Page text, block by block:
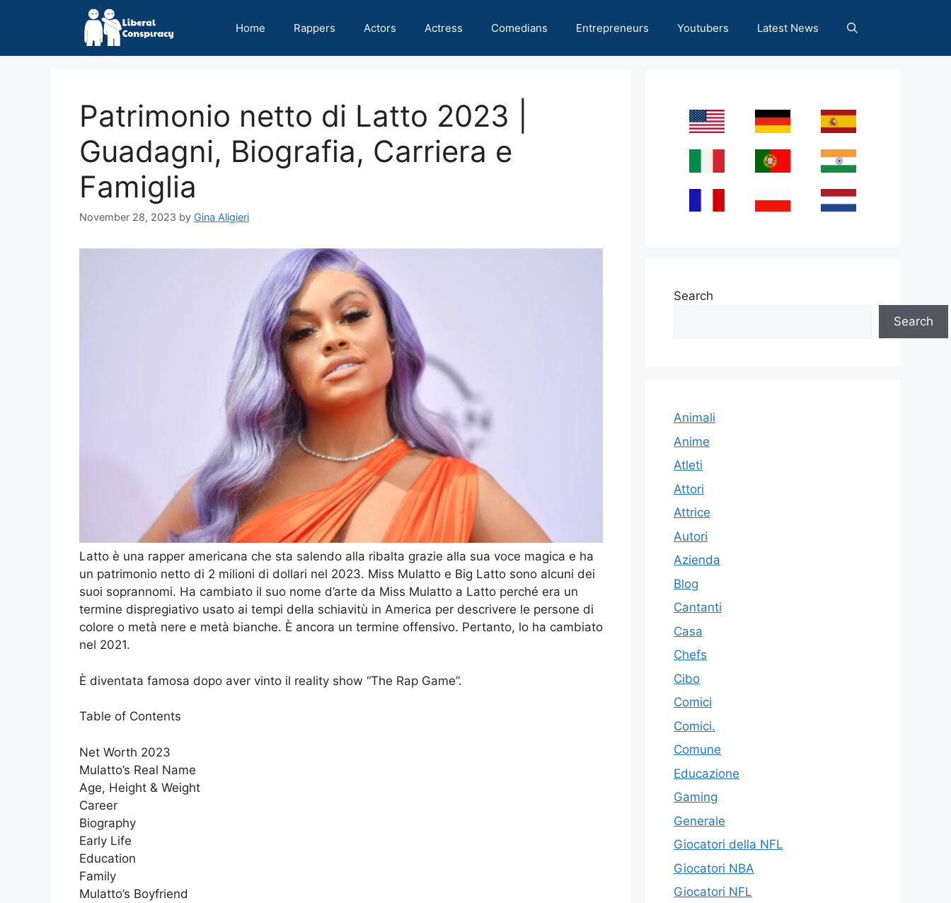
Home Rappers Actors Actress Comedians Entrepreneurs Youtubers Latest News
Patrimonio netto di Latto 2023 |
Guadagni, Biografia, Carriera e
Famiglia
November 28, 2023 by Gina Aligieri
Latto è una rapper americana che sta salendo alla ribalta grazie alla sua voce magica e ha
un patrimonio netto di 2 milioni di dollari nel 2023. Miss Mulatto e Big Latto sono alcuni dei
suoi soprannomi. Ha cambiato il suo nome d’arte da Miss Mulatto a Latto perché era un
termine dispregiativo usato ai tempi della schiavitù in America per descrivere le persone di
colore o metà nere e metà bianche. È ancora un termine offensivo. Pertanto, lo ha cambiato
nel 2021.
È diventata famosa dopo aver vinto il reality show “The Rap Game”.
Table of Contents
Net Worth 2023
Mulatto’s Real Name
Age, Height & Weight
Career
Biography
Early Life
Education
Family
Mulatto’s Boyfriend
Search
Search
Animali
Anime
Atleti
Attori
Attrice
Autori
Azienda
Blog
Cantanti
Casa
Chefs
Cibo
Comici
Comici.
Comune
Educazione
Gaming
Generale
Giocatori della NFL
Giocatori NBA
Giocatori NFL